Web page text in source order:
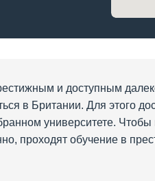
и доступным
в Британии. Для этого
университете.
проходят обучение в